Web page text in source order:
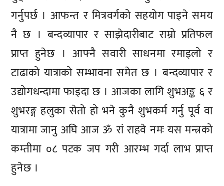
गर्नुपर्छ । आफन्त र मित्रवर्गको सहयोग पाइने समय
नै छ । बन्दव्यापार र साझेदारीबाट राम्रो प्रतिफल
प्राप्त हुनेछ । आफ्नै सवारी साधनमा रमाइलो र
टाढाको यात्राको सम्भावना समेत छ । बन्दव्यापार र
उद्योगधन्दामा फाइदा छ । आजका लागि शुभअङ्क ६ र
शुभरङ्ग हलुका सेतो हो भने कुनै शुभकर्म गर्नु पूर्व वा
यात्रामा जानु अघि आज ॐ रां राहवे नमः यस मन्त्रको
कम्तीमा ०८ पटक जप गरी आरम्भ गर्दा लाभ प्राप्त
हुनेछ ।